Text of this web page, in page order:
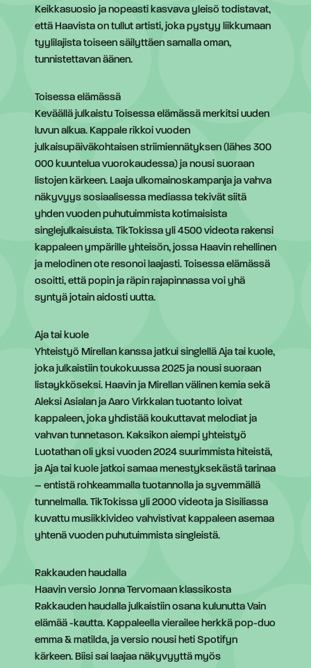
Keikkasuosio ja nopeasti kasvava yleisö todistavat,
että Haavista on tullut artisti, joka pystyy liikkumaan
tyylilajista toiseen säilyttäen samalla oman,
tunnistettavan äänen.
Toisessa elämässä
Keväällä julkaistu Toisessa elämässä merkitsi uuden
luvun alkua. Kappale rikkoi vuoden
julkaisupäiväkohtaisen striimiennätyksen (lähes 300
000 kuuntelua vuorokaudessa) ja nousi suoraan
listojen kärkeen. Laaja ulkomainoskampanja ja vahva
näkyvyys sosiaalisessa mediassa tekivät siitä
yhden vuoden puhutuimmista kotimaisista
singlejulkaisuista. TikTokissa yli 4500 videota rakensi
kappaleen ympärille yhteisön, jossa Haavin rehellinen
ja melodinen ote resonoi laajasti. Toisessa elämässä
osoitti, että popin ja räpin rajapinnassa voi yhä
syntyä jotain aidosti uutta.
Aja tai kuole
Yhteistyö Mirellan kanssa jatkui singlellä Aja tai kuole,
joka julkaistiin toukokuussa 2025 ja nousi suoraan
listaykköseksi. Haavin ja Mirellan välinen kemia sekä
Aleksi Asialan ja Aaro Virkkalan tuotanto loivat
kappaleen, joka yhdistää koukuttavat melodiat ja
vahvan tunnetason. Kaksikon aiempi yhteistyö
Luotathan oli yksi vuoden 2024 suurimmista hiteistä,
ja Aja tai kuole jatkoi samaa menestyksekästä tarinaa
– entistä rohkeammalla tuotannolla ja syvemmällä
tunnelmalla. TikTokissa yli 2000 videota ja Sisiliassa
kuvattu musiikkivideo vahvistivat kappaleen asemaa
yhtenä vuoden puhutuimmista singleistä.
Rakkauden haudalla
Haavin versio Jonna Tervomaan klassikosta
Rakkauden haudalla julkaistiin osana kulunutta Vain
elämää -kautta. Kappaleella vierailee herkkä pop-duo
emma & matilda, ja versio nousi heti Spotifyn
kärkeen. Biisi sai laajaa näkyvyyttä myös